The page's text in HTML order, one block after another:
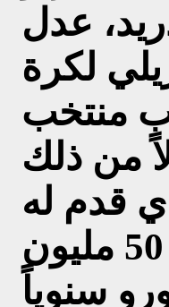
عدل
لكرة
منتخب
من ذلك
قدم له
عرضاً مالياً خيالياً بلغ نحو 50 مليون